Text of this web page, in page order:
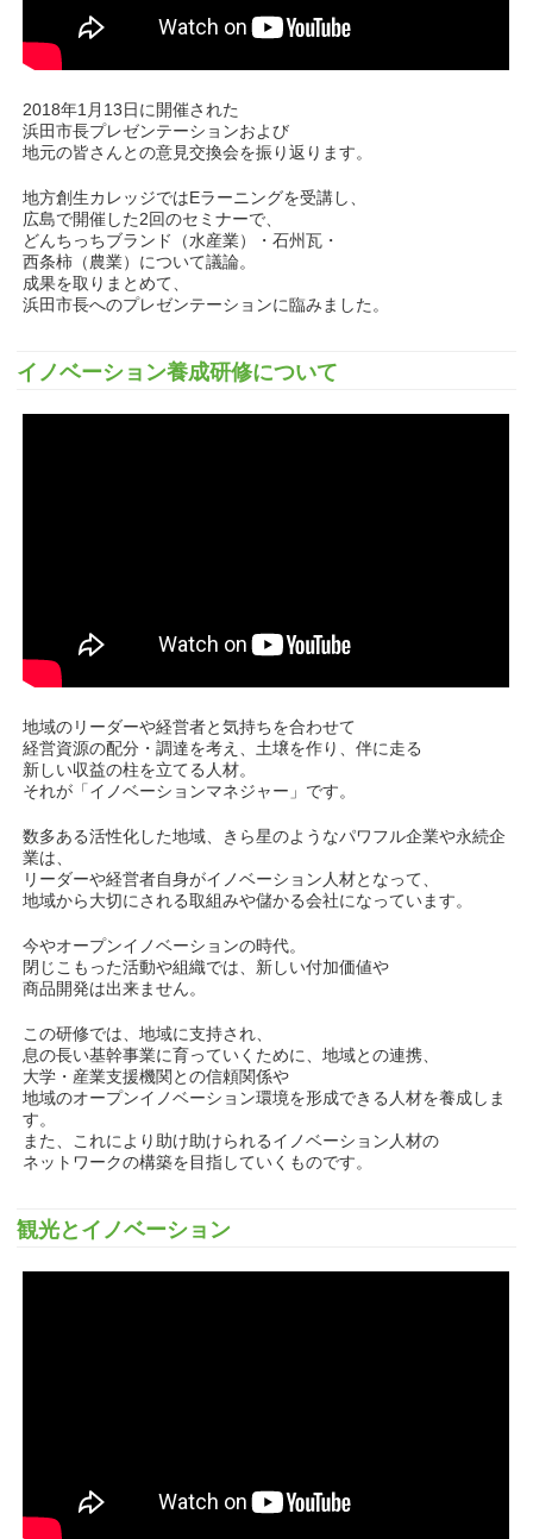
2018年1月13日に開催された
浜田市長プレゼンテーションおよび
地元の皆さんとの意見交換会を振り返ります。
地方創生カレッジではEラーニングを受講し、
広島で開催した2回のセミナーで、
どんちっちブランド（水産業）・石州瓦・
西条柿（農業）について議論。
成果を取りまとめて、
浜田市長へのプレゼンテーションに臨みました。
イノベーション養成研修について
地域のリーダーや経営者と気持ちを合わせて
経営資源の配分・調達を考え、土壌を作り、伴に走る
新しい収益の柱を立てる人材。
それが「イノベーションマネジャー」です。
数多ある活性化した地域、きら星のようなパワフル企業や永続企
業は、
リーダーや経営者自身がイノベーション人材となって、
地域から大切にされる取組みや儲かる会社になっています。
今やオープンイノベーションの時代。
閉じこもった活動や組織では、新しい付加価値や
商品開発は出来ません。
この研修では、地域に支持され、
息の長い基幹事業に育っていくために、地域との連携、
大学・産業支援機関との信頼関係や
地域のオープンイノベーション環境を形成できる人材を養成しま
す。
また、これにより助け助けられるイノベーション人材の
ネットワークの構築を目指していくものです。
観光とイノベーション